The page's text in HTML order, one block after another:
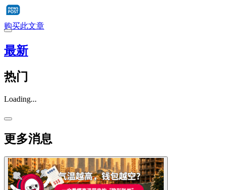
购买此文章
最新
热门
Loading...
更多消息